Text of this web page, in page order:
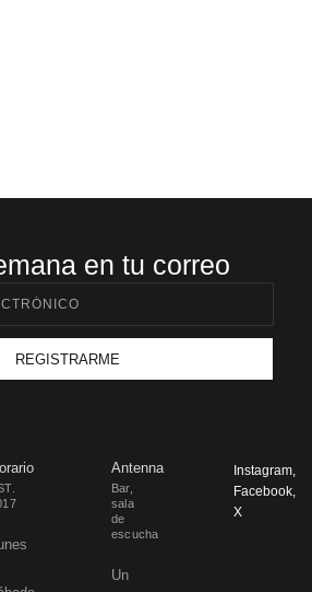
en tu correo​
REGISTRARME
Antenna
Bar,
sala
de
escucha
Un
Instagram
Facebook
X